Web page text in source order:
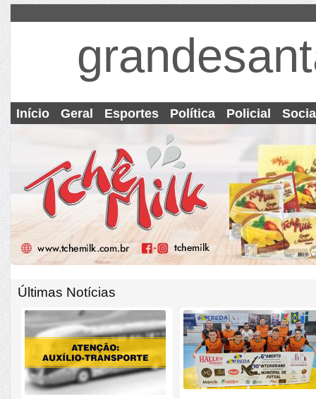
Início Geral Esportes Política Policial
Últimas Notícias